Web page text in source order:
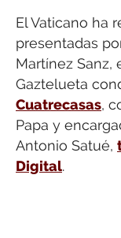
El Vaticano ha
presentadas
Martínez Sanz,
Gaztelueta
Cuatrecasas,
Papa y
Antonio Satué,
Digital.